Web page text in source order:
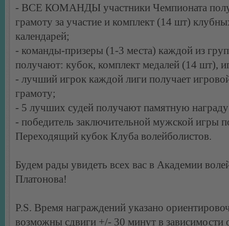
- ВСЕ КОМАНДЫ участники Чемпионата
грамоту за участие и комплект (14 шт)
календарей;
- команды-призеры (1-3 места) каждой из
получают: кубок, комплект медалей (14 шт),
- лучший игрок каждой лиги получает
грамоту;
- 5 лучших судей получают памятную
- победитель заключительной мужской игры
Переходящий кубок Клуба волейболистов.
Будем рады увидеть всех вас в Академии
Платонова!
P.S. Время награждений указано
возможны сдвиги +/- 30 минут в зависимости